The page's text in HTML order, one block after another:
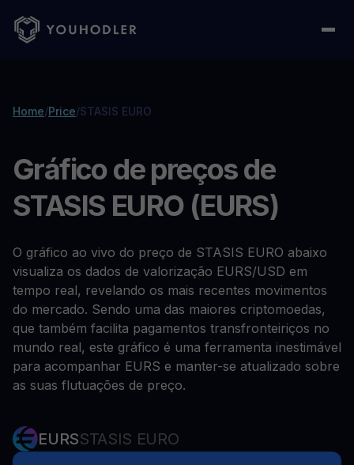
Home/Price/STASIS EURO
Gráfico de preços de
STASIS EURO (EURS)
O gráfico ao vivo do preço de STASIS EURO abaixo
visualiza os dados de valorização EURS/USD em
tempo real, revelando os mais recentes movimentos
do mercado. Sendo uma das maiores criptomoedas,
que também facilita pagamentos transfronteiriços no
mundo real, este gráfico é uma ferramenta inestimável
para acompanhar EURS e manter-se atualizado sobre
as suas flutuações de preço.
EURSSTASIS EURO